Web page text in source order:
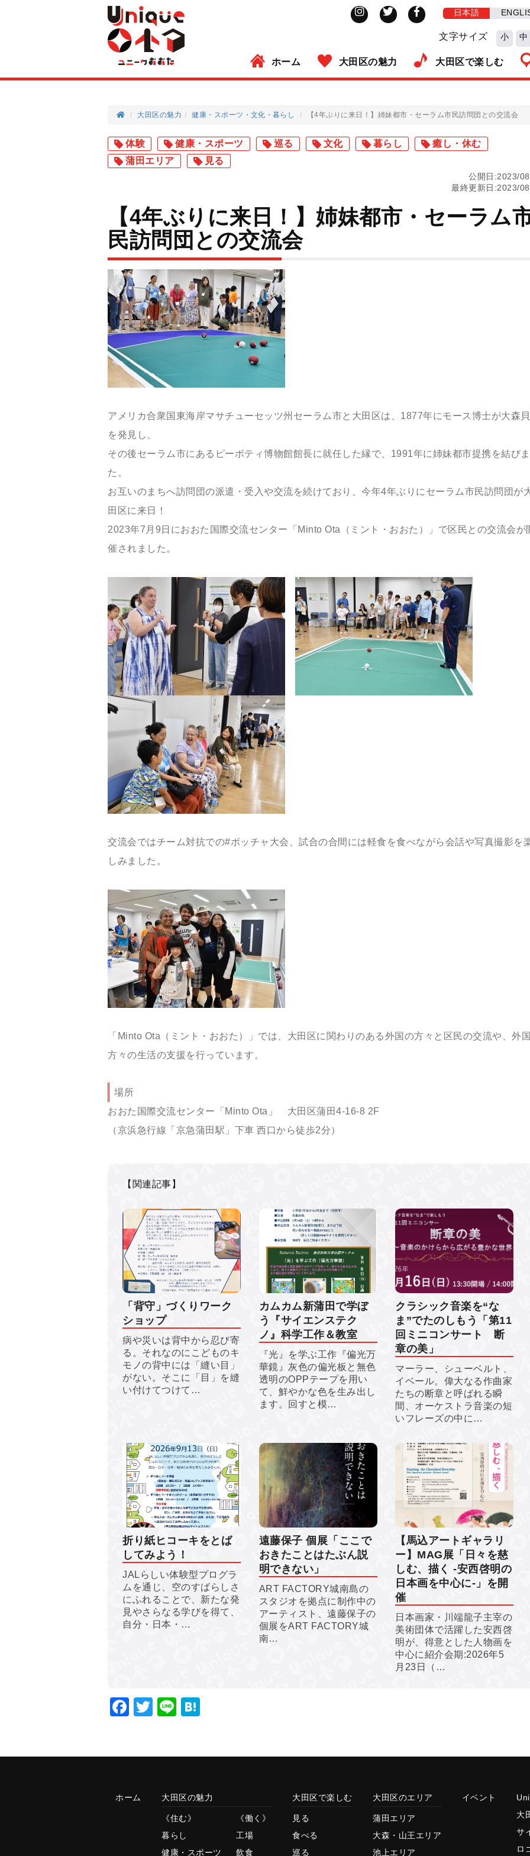
日本語
文字サイズ 小 中
ホーム 大田区の魅力 大田区で楽しむ
大田区の魅力 健康・スポーツ 文化 暮らし 【4年ぶりに来日！】姉妹都市・セーラム市民訪問団との交流会
体験 健康・スポーツ 巡る 文化 暮らし
癒し・休む
蒲田エリア
見る
公開日:2023/
最終更新日:2023/
【4年ぶりに来日！】姉妹都市・セーラム
民訪問団との交流会
アメリカ合衆国東海岸マサチューセッツ州セーラム市と大田区は、 1877年にモース博士が大森
を発見し、
その後セーラム市にあるピーボティ博物館館長に就任した縁で、 1991年に姉妹都市提携を結び
た。
お互いのまちへ訪問団の派遣・受入や交流を続けており、今年4年ぶりにセーラム市民訪問団が
田区に来日！
2023年7 月 9 日におおた国際交流センター「 Minto Ota（ミント・おおた）」 で区民との交流会が
催されました。
交流会ではチーム対抗での#ボッチャ大会、試合の合間には軽食を食べながら会話や写真撮影を
しみました。
「 Minto Ota （ミント・おおた）」では、大田区に関わりのある外国の方々と区民の交流や、外
方々の生活の支援を行っています。
場所
おおた国際交流センター「 Minto Ota 」 大田区蒲田4-16-8 2F
（京浜急行線「京急蒲田駅」下車 西口から徒歩2分）
【関連記事】
「背守」づくりワーク
ショップ
病や災いは背中から忍び寄
る。それなのにこどものキ
モノの背中には「縫い目」
がない。そこに「目」を縫
い付けてつけて…
カムカム新蒲田で学ぼ
う『サイエンステク
ノ』科学工作＆教室
『光』を学ぶ工作『偏光万
華鏡』灰色の偏光板と無色
透明のOPPテープを用い
て、鮮やかな色を生み出し
ます。回すと模…
クラシック音楽を“な
ま”でたのしもう「第11
回ミニコンサート 断
章の美」
マーラー、シューベルト、
イベール。偉大なる作曲家
たちの断章と呼ばれる瞬
間、オーケストラ音楽の短
いフレーズの中に…
折り紙ヒコーキをとば
してみよう！
JALらしい体験型プログラ
ムを通じ、空のすばらしさ
にふれることで、新たな発
見やさらなる学びを得て、
自分・日本・…
遠藤保子 個展「ここで
おきたことはたぶん説
明できない」
ART FACTORY城南島の
スタジオを拠点に制作中の
アーティスト、遠藤保子の
個展をART FACTORY城
南…
【馬込アートギャラリ
ー】MAG展「日々を慈
しむ、描く -安西啓明の
日本画を中心に-」を開
催
日本画家・川端龍子主宰の
美術団体で活躍した安西啓
明が、得意とした人物画を
中心に紹介会期:2026年5
月23日（…
Facebook
Twitter
Line
ホーム 大田区の魅力
住む
暮らし
健康・スポーツ
働く
工場
飲食
大田区で楽しむ
見る
食べる
巡る
大田区のエリア
蒲田エリア
大森・山王エリア
池上エリア
イベント
大
サ
ロ